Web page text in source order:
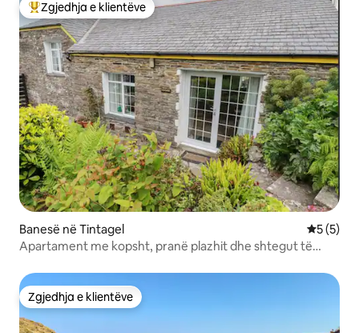
Më të mirat e zgjedhjeve të klientëve
Zgjedhja e klientëve
Banesë në Tintagel
5 (5)
Apartament me kopsht, pranë plazhit dhe shtegut të
Zgjedhja e klientëve
Zgjedhja e klientëve